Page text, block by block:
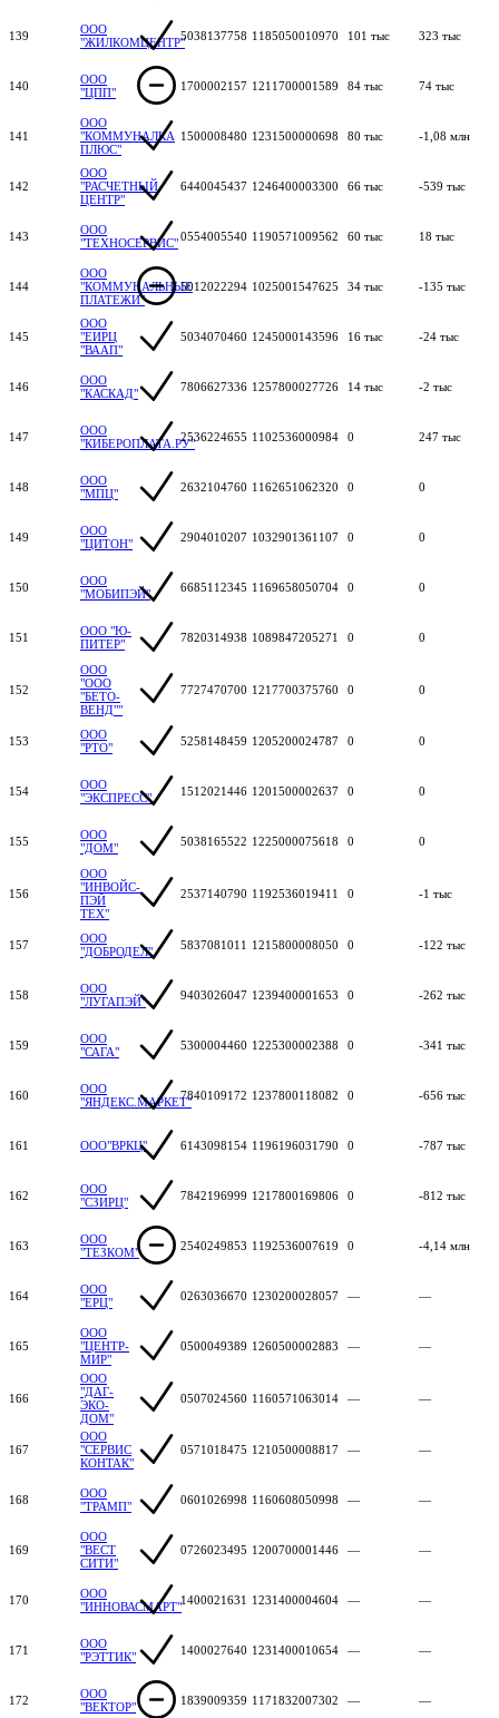
139
ООО
"ЖИЛКОМЦЕНТР"5038137758 1185050010970 101 тыс 323 тыс
140
ООО
"ЦПП"
1700002157 1211700001589 84 тыс 74 тыс
141
ООО
"КОММУНАЛКА
ПЛЮС"
1500008480 1231500000698 80 тыс -1,08 млн
142
ООО
"РАСЧЕТНЫЙ
ЦЕНТР"
6440045437 1246400003300 66 тыс -539 тыс
143
ООО
"ТЕХНОСЕРВИС"0554005540 1190571009562 60 тыс 18 тыс
144
ООО
"КОММУНАЛЬНЫЕ
ПЛАТЕЖИ"
5012022294 1025001547625 34 тыс -135 тыс
145
ООО
"ЕИРЦ
"ВААП"
5034070460 1245000143596 16 тыс -24 тыс
146
ООО
"КАСКАД"
7806627336 1257800027726 14 тыс -2 тыс
147
ООО
"КИБЕРОПЛАТА.РУ"2536224655 1102536000984 0 247 тыс
148
ООО
"МПЦ"
2632104760 1162651062320 0 0
149
ООО
"ЦИТОН"
2904010207 1032901361107 0 0
150
ООО
"МОБИПЭЙ"
6685112345 1169658050704 0 0
151
ООО "Ю-
ПИТЕР"
7820314938 1089847205271 0 0
152
ООО
"ООО
"БЕТО-
ВЕНД""
7727470700 1217700375760 0 0
153
ООО
"РТО"
5258148459 1205200024787 0 0
154
ООО
"ЭКСПРЕСС"
1512021446 1201500002637 0 0
155
ООО
"ДОМ"
5038165522 1225000075618 0 0
156
ООО
"ИНВОЙС-
ПЭЙ
ТЕХ"
2537140790 1192536019411 0 -1 тыс
157
ООО
"ДОБРОДЕЛ"
5837081011 1215800008050 0 -122 тыс
158
ООО
"ЛУГАПЭЙ"
9403026047 1239400001653 0 -262 тыс
159
ООО
"САГА"
5300004460 1225300002388 0 -341 тыс
160
ООО
"ЯНДЕКС.МАРКЕТ"7840109172 1237800118082 0 -656 тыс
161 ООО"ВРКЦ" 6143098154 1196196031790 0 -787 тыс
162
ООО
"СЗИРЦ"
7842196999 1217800169806 0 -812 тыс
163
ООО
"ТЕЗКОМ"
2540249853 1192536007619 0 -4,14 млн
164
ООО
"ЕРЦ"
0263036670 1230200028057 — —
165
ООО
"ЦЕНТР-
МИР"
0500049389 1260500002883 — —
166
ООО
"ДАГ-
ЭКО-
ДОМ"
0507024560 1160571063014 — —
167
ООО
"СЕРВИС
КОНТАК"
0571018475 1210500008817 — —
168
ООО
"ТРАМП"
0601026998 1160608050998 — —
169
ООО
"ВЕСТ
СИТИ"
0726023495 1200700001446 — —
170
ООО
"ИННОВАСМАРТ"1400021631 1231400004604 — —
171
ООО
"РЭТТИК"
1400027640 1231400010654 — —
172
ООО
"ВЕКТОР"
1839009359 1171832007302 — —